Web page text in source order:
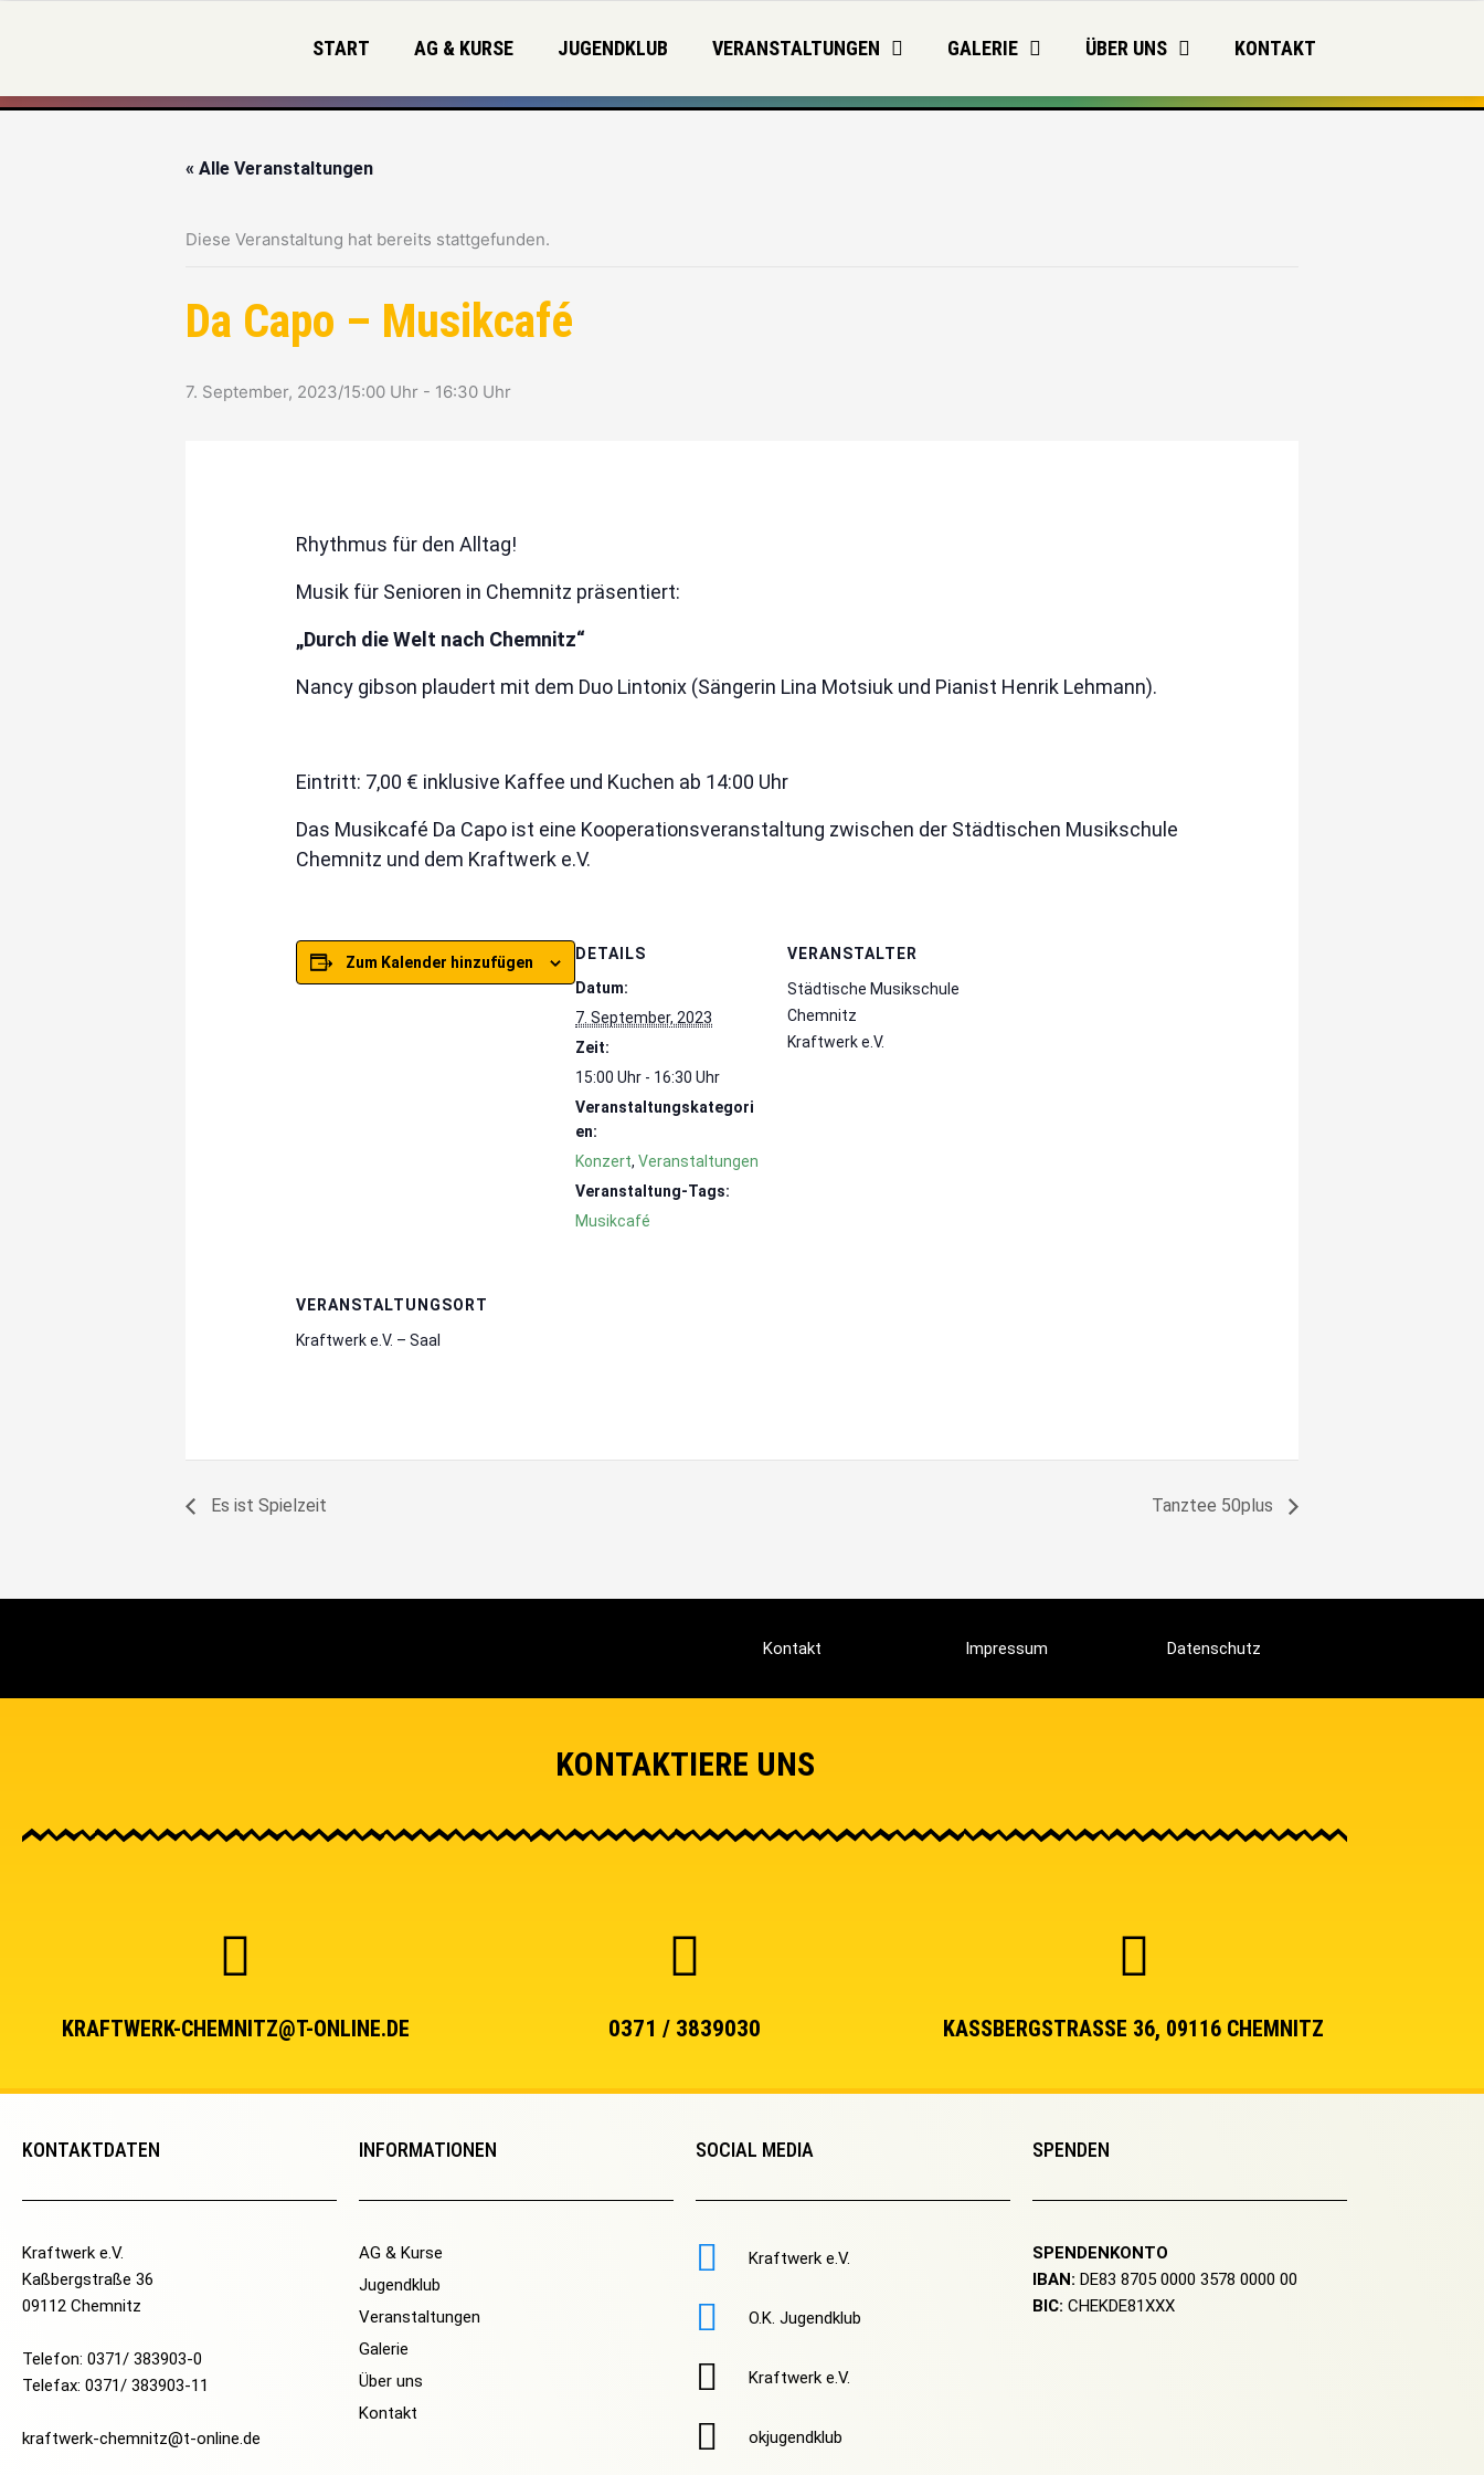
START AG & KURSE JUGENDKLUB VERANSTALTUNGEN GALERIE ÜBER UNS KONTAKT
« Alle Veranstaltungen
Diese Veranstaltung hat bereits stattgefunden.
Da Capo – Musikcafé
7. September, 2023/15:00 Uhr - 16:30 Uhr
Rhythmus für den Alltag!
Musik für Senioren in Chemnitz präsentiert:
„Durch die Welt nach Chemnitz“
Nancy gibson plaudert mit dem Duo Lintonix (Sängerin Lina Motsiuk und Pianist Henrik Lehmann).
Eintritt: 7,00 € inklusive Kaffee und Kuchen ab 14:00 Uhr
Das Musikcafé Da Capo ist eine Kooperationsveranstaltung zwischen der Städtischen Musikschule
Chemnitz und dem Kraftwerk e.V.
Zum Kalender hinzufügen
DETAILS
Datum:
7. September, 2023
Zeit:
15:00 Uhr - 16:30 Uhr
Veranstaltungskategori
en:
Konzert,Veranstaltungen
Veranstaltung-Tags:
Musikcafé
VERANSTALTER
Städtische Musikschule
Chemnitz
Kraftwerk e.V.
VERANSTALTUNGSORT
Kraftwerk e.V. – Saal
Es ist Spielzeit Tanztee 50plus
Kontakt Impressum Datenschutz
KONTAKTIERE UNS
KRAFTWERK-CHEMNITZ@T-ONLINE.DE 0371 / 3839030 KASSBERGSTRASSE 36, 09116 CHEMNITZ
KONTAKTDATEN
Kraftwerk e.V.
Kaßbergstraße 36
09112 Chemnitz
Telefon: 0371/ 383903-0
Telefax: 0371/ 383903-11
kraftwerk-chemnitz@t-online.de
INFORMATIONEN
AG & Kurse
Jugendklub
Veranstaltungen
Galerie
Über uns
Kontakt
SOCIAL MEDIA
Kraftwerk e.V.
O.K. Jugendklub
Kraftwerk e.V.
okjugendklub
SPENDEN
SPENDENKONTO
IBAN: DE83 8705 0000 3578 0000 00
BIC: CHEKDE81XXX